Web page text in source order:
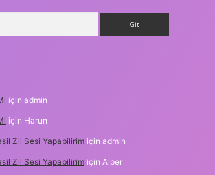
için admin
için Harun
Zil Sesi Yapabilirim için admin
Zil Sesi Yapabilirim için Alper